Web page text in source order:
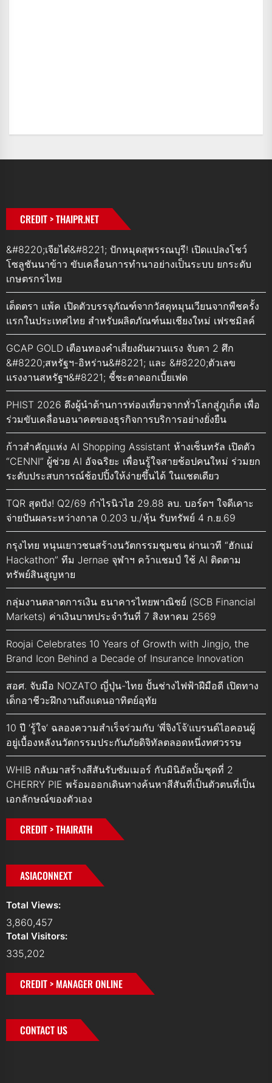
CREDIT > THAIPR.NET
&#8220;เจียไต๋&#8221; ปักหมุดสุพรรณบุรี! เปิดแปลงโชว์
โซลูชันนาข้าว ขับเคลื่อนการทำนาอย่างเป็นระบบ ยกระดับ
เกษตรกรไทย
เต็ดตรา แพ้ค เปิดตัวบรรจุภัณฑ์จากวัสดุหมุนเวียนจากพืชครั้ง
แรกในประเทศไทย สำหรับผลิตภัณฑ์นมเชียงใหม่ เฟรชมิลค์
GCAP GOLD เตือนทองคำเสี่ยงผันผวนแรง จับตา 2 ศึก
&#8220;สหรัฐฯ-อิหร่าน&#8221; และ &#8220;ตัวเลข
แรงงานสหรัฐฯ&#8221; ชี้ชะตาดอกเบี้ยเฟด
PHIST 2026 ดึงผู้นำด้านการท่องเที่ยวจากทั่วโลกสู่ภูเก็ต เพื่อ
ร่วมขับเคลื่อนอนาคตของธุรกิจการบริการอย่างยั่งยืน
ก้าวสำคัญแห่ง AI Shopping Assistant ห้างเซ็นทรัล เปิดตัว
“CENNI” ผู้ช่วย AI อัจฉริยะ เพื่อนรู้ใจสายช้อปคนใหม่ ร่วมยก
ระดับประสบการณ์ช้อปปิ้งให้ง่ายขึ้นได้ ในแชตเดียว
TQR สุดปัง! Q2/69 กำไรนิวไฮ 29.88 ลบ. บอร์ดฯ ใจดีเคาะ
จ่ายปันผลระหว่างกาล 0.203 บ./หุ้น รับทรัพย์ 4 ก.ย.69
กรุงไทย หนุนเยาวชนสร้างนวัตกรรมชุมชน ผ่านเวที “ฮักแม่
Hackathon” ทีม Jernae จุฬาฯ คว้าแชมป์ ใช้ AI ติดตาม
ทรัพย์สินสูญหาย
กลุ่มงานตลาดการเงิน ธนาคารไทยพาณิชย์ (SCB Financial
Markets) ค่าเงินบาทประจำวันที่ 7 สิงหาคม 2569
Roojai Celebrates 10 Years of Growth with Jingjo, the
Brand Icon Behind a Decade of Insurance Innovation
สอศ. จับมือ NOZATO ญี่ปุ่น-ไทย ปั้นช่างไฟฟ้าฝีมือดี เปิดทาง
เด็กอาชีวะฝึกงานถึงแดนอาทิตย์อุทัย
10 ปี ‘รู้ใจ’ ฉลองความสำเร็จร่วมกับ ‘พี่จิงโจ้’แบรนด์ไอคอนผู้
อยู่เบื้องหลังนวัตกรรมประกันภัยดิจิทัลตลอดหนึ่งทศวรรษ
WHIB กลับมาสร้างสีสันรับซัมเมอร์ กับมินิอัลบั้มชุดที่ 2
CHERRY PIE พร้อมออกเดินทางค้นหาสีสันที่เป็นตัวตนที่เป็น
เอกลักษณ์ของตัวเอง
CREDIT > THAIRATH
ASIACONNEXT
Total Views:
3,860,457
Total Visitors:
335,202
CREDIT > MANAGER ONLINE
CONTACT US